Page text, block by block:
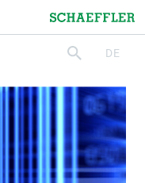
Schaeffler
suchenDE